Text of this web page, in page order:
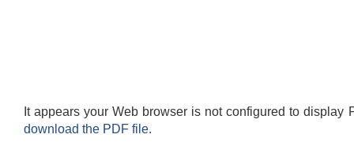
It appears your Web browser is not configured to display
download the PDF file.